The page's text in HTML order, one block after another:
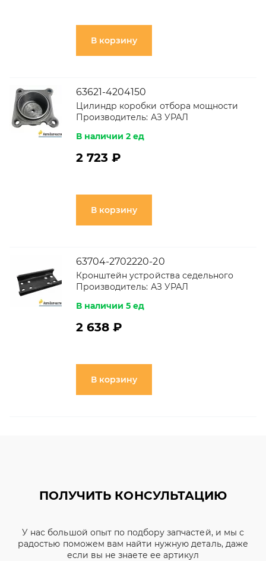
В корзину
63621-4204150
Цилиндр коробки отбора мощности
Производитель: АЗ УРАЛ
В наличии 2 ед
2 723 ₽
В корзину
63704-2702220-20
Кронштейн устройства седельного
Производитель: АЗ УРАЛ
В наличии 5 ед
2 638 ₽
В корзину
ПОЛУЧИТЬ КОНСУЛЬТАЦИЮ
У нас большой опыт по подбору запчастей, и мы с
радостью поможем вам найти нужную деталь, даже
если вы не знаете ее артикул